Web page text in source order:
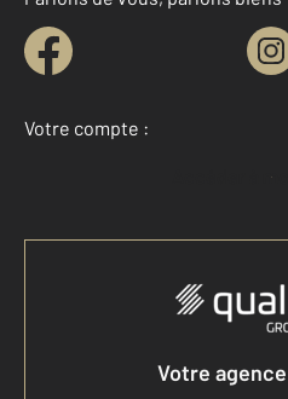
Votre compte :
Accéder à
Votre